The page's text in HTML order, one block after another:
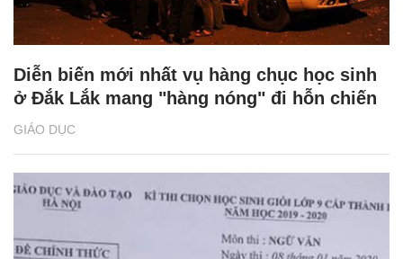
GIÁO DỤC
Diễn biến mới nhất vụ hàng chục học sinh
ở Đắk Lắk mang "hàng nóng" đi hỗn chiến